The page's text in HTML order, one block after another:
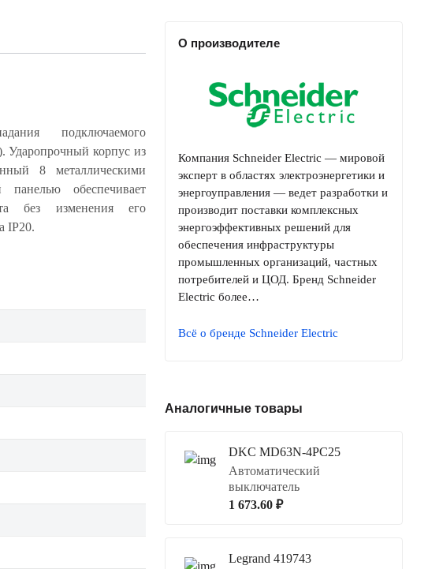
подключаемого
IP20.
О производителе
Компания Schneider Electric — мировой
эксперт в областях электроэнергетики и
энергоуправления — ведет разработки и
производит поставки комплексных
энергоэффективных решений для
обеспечения инфраструктуры
промышленных организаций, частных
потребителей и ЦОД. Бренд Schneider
Electric более…
Всё о бренде Schneider Electric
Аналогичные товары
DKC MD63N-4PC25
Автоматический
выключатель
1 673.60 ₽
Legrand 419743